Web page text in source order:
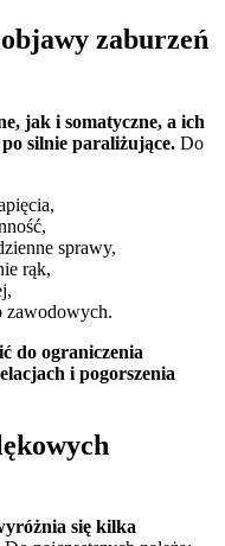
zaburzeń
jak i somatyczne, a ich
silnie paraliżujące. Do
sprawy,
rąk,
zawodowych.
do ograniczenia
i pogorszenia
się kilka